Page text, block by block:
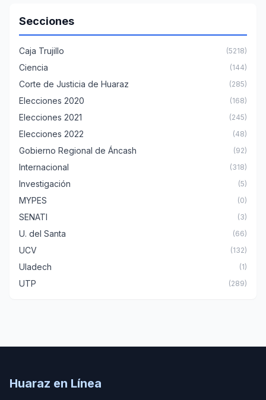
Secciones
Caja Trujillo (5218)
Ciencia (144)
Corte de Justicia de Huaraz (285)
Elecciones 2020 (168)
Elecciones 2021 (245)
Elecciones 2022 (48)
Gobierno Regional de Áncash (92)
Internacional (318)
Investigación (5)
MYPES (0)
SENATI (3)
U. del Santa (66)
UCV (132)
Uladech (1)
UTP (289)
Huaraz en Línea